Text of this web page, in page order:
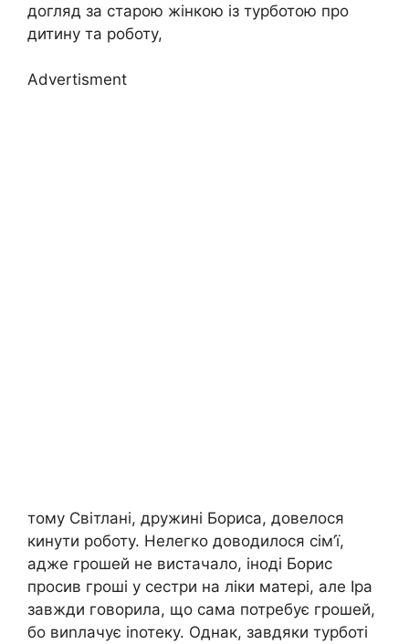
догляд за старою жінкою із турботою про
дитину та роботу,
Advertisment
тому Світлані, дружині Бориса, довелося
кинути роботу. Нелегко доводилося сім’ї,
адже грошей не вистачало, іноді Борис
просив гроші у сестри на ліки матері, але Іра
завжди говорила, що сама потребує грошей,
бо виnлачує іnотеку. Однак, завдяки турботі